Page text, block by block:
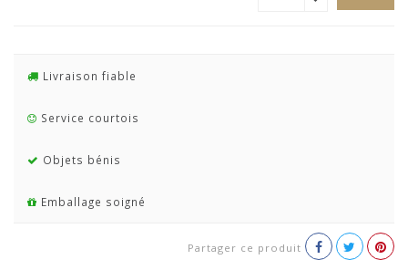
Livraison fiable
Service courtois
Objets bénis
Emballage soigné
Partager ce produit